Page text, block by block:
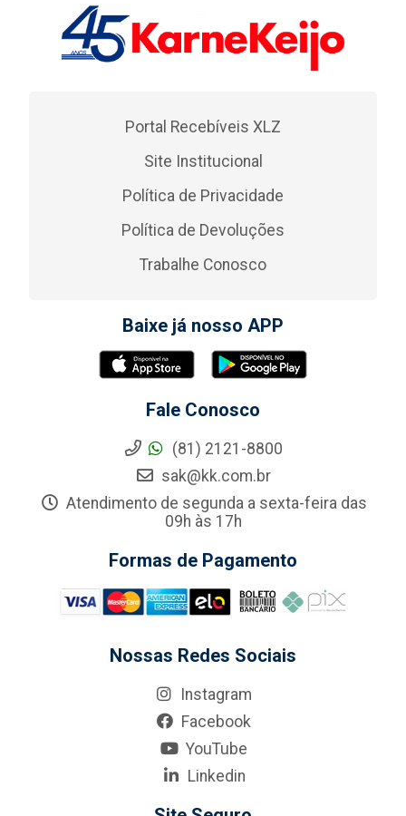
Portal Recebíveis XLZ
Site Institucional
Política de Privacidade
Política de Devoluções
Trabalhe Conosco
Baixe já nosso APP
Fale Conosco
(81) 2121-8800
sak@kk.com.br
Atendimento de segunda a sexta-feira das
09h às 17h
Formas de Pagamento
Nossas Redes Sociais
Instagram
Facebook
YouTube
Linkedin